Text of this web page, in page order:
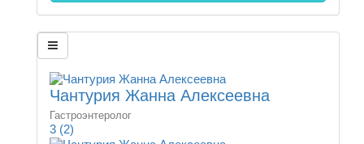
Чантурия Жанна Алексеевна
Гастроэнтеролог
3 (2)